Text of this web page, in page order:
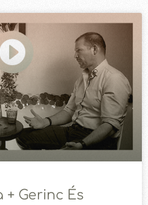
+ Gerinc És